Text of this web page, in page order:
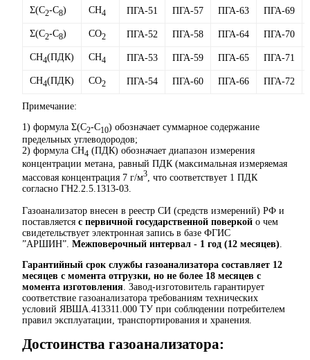
Σ(C2-C8) CH4 ПГА-51 ПГА-57 ПГА-63 ПГА-69
Σ(C2-C8) CО2 ПГА-52 ПГА-58 ПГА-64 ПГА-70
CH4(ПДК) CH4 ПГА-53 ПГА-59 ПГА-65 ПГА-71
CH4(ПДК) CО2 ПГА-54 ПГА-60 ПГА-66 ПГА-72
Примечание:
1) формула Σ(C2-C10) обозначает суммарное содержание
предельных углеводородов;
2) формула CH4 (ПДК) обозначает диапазон измерения
концентрации метана, равный ПДК (максимальная измеряемая
массовая концентрация 7 г/м3 , что соответствует 1 ПДК
согласно ГН2.2.5.1313-03.
Газоанализатор внесен в реестр СИ (средств измерений) РФ и
поставляется с первичной государственной поверкой о чем
свидетельствует электронная запись в базе ФГИС
”АРШИН”. Межповерочный интервал - 1 год (12 месяцев)
Гарантийный срок службы газоанализатора составляет 12
месяцев с момента отгрузки, но не более 18 месяцев с
момента изготовления . Завод-изготовитель гарантирует
соответствие газоанализатора требованиям технических
условий ЯВША.413311.000 ТУ при соблюдении потребителем
правил эксплуатации, транспортирования и хранения.
Достоинства газоанализатора: